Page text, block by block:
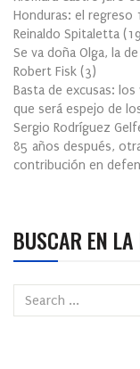
Honduras: el regreso
Reinaldo Spitaletta (
Se va doña Olga, la
Robert Fisk (3)
Basta de excusas:
que será espejo de
Sergio Rodríguez
85 años después,
contribución en
BUSCAR EN